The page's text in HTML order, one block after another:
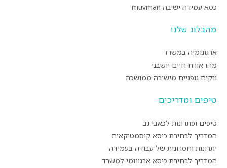
כסא עמידה ישיבה muvman
מהבלוג שלנו
ארגונומיה במשרד
מהו אורח חיים יושבני
נזקים גופניים מישיבה ממושכת
טיפים ומדריכים
טיפים ופתרונות לכאבי גב
המדריך לבחירת כיסא קוסמטיקאית
יתרונות וחסרונות של עבודה בעמידה
המדריך לבחירת כיסא ארגונומי למשרד